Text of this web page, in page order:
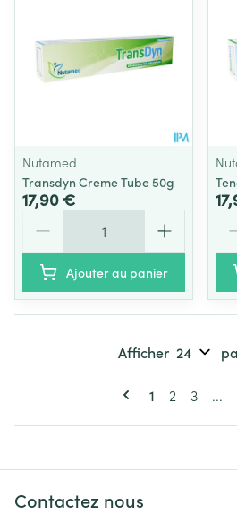
Nutamed
Transdyn Creme Tube 50g
17,90 €
Ajouter au panier
Vous lisez
1 Page
2 Page
3 ...
Afficher
Contactez nous